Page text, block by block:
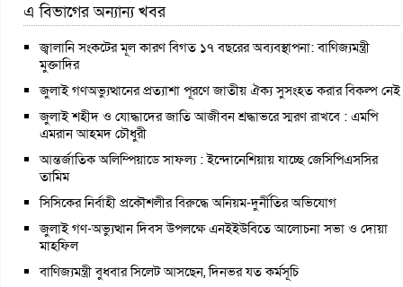
এ বিভাগের অন্যান্য খবর
জ্বালানি সংকটের মূল কারণ বিগত ১৭ বছরের অব্যবস্থাপনা: বাণিজ্যমন্ত্রী
মুক্তাদির
জুলাই গণঅভ্যুত্থানের প্রত্যাশা পূরণে জাতীয় ঐক্য সুসংহত করার বিকল্প নেই
জুলাই শহীদ ও যোদ্ধাদের জাতি আজীবন শ্রদ্ধাভরে স্মরণ রাখবে : এমপি
এমরান আহমদ চৌধুরী
আন্তর্জাতিক অলিম্পিয়াডে সাফল্য : ইন্দোনেশিয়ায় যাচ্ছে জেসিপিএসসির
তামিম
সিসিকের নির্বাহী প্রকৌশলীর বিরুদ্ধে অনিয়ম-দুর্নীতির অভিযোগ
জুলাই গণ-অভ্যুত্থান দিবস উপলক্ষে এনইইউবিতে আলোচনা সভা ও দোয়া
মাহফিল
বাণিজ্যমন্ত্রী বুধবার সিলেট আসছেন, দিনভর যত কর্মসূচি